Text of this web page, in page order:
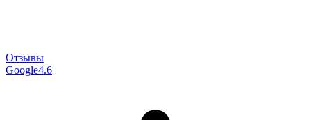
Отзывы
Google4.6